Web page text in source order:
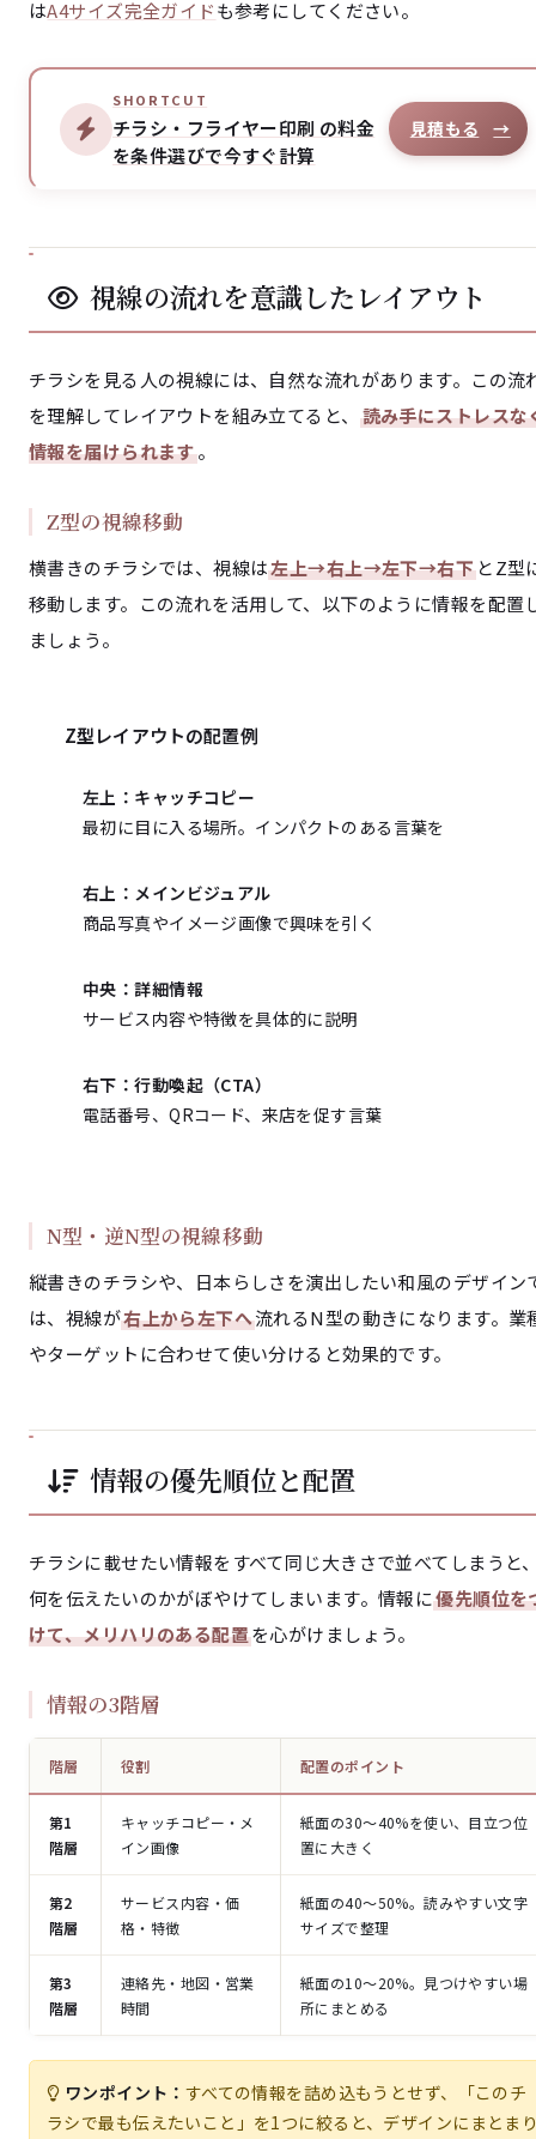
はA4サイズ完全ガイドも参考にしてください。
SHORTCUT
チラシ・フライヤー印刷 の料金
を条件選びで今すぐ計算
見積もる →
視線の流れを意識したレイアウト
チラシを見る人の視線には、自然な流れがあります。この流
を理解してレイアウトを組み立てると、 読み手にストレスな
情報を届けられます。
Z型の視線移動
横書きのチラシでは、視線は左上→右上→左下→右下 とZ型
移動します。この流れを活用して、以下のように情報を配置
ましょう。
Z型レイアウトの配置例
左上：キャッチコピー
最初に目に入る場所。インパクトのある言葉を
右上：メインビジュアル
商品写真やイメージ画像で興味を引く
中央：詳細情報
サービス内容や特徴を具体的に説明
右下：行動喚起（CTA）
電話番号、QRコード、来店を促す言葉
N型・逆N型の視線移動
縦書きのチラシや、日本らしさを演出したい和風のデザイン
は、視線が右上から左下へ流れるN型の動きになります。業
やターゲットに合わせて使い分けると効果的です。
情報の優先順位と配置
チラシに載せたい情報をすべて同じ大きさで並べてしまうと
何を伝えたいのかがぼやけてしまいます。情報に優先順位を
けて、メリハリのある配置を心がけましょう。
情報の3階層
階層 役割 配置のポイント
第1
階層
キャッチコピー・メ
イン画像
紙面の30〜40%を使い、目立つ位
置に大きく
第2
階層
サービス内容・価
格・特徴
紙面の40〜50%。読みやすい文字
サイズで整理
第3
階層
連絡先・地図・営業
時間
紙面の10〜20%。見つけやすい場
所にまとめる
ワンポイント： すべての情報を詰め込もうとせず、「このチ
ラシで最も伝えたいこと」を1つに絞ると、デザインにまとま